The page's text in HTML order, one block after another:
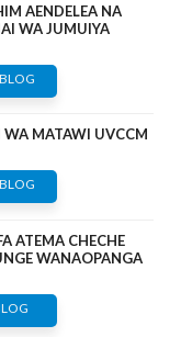
AENDELEA NA
WA JUMUIYA
MATAWI UVCCM
ATEMA CHECHE
WANAOPANGA